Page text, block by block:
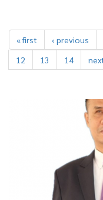
« first ‹ previous
12
13 14